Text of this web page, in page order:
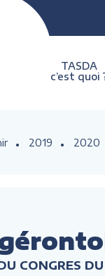
TASDA
c’est quoi
2019 2020
CONGRES